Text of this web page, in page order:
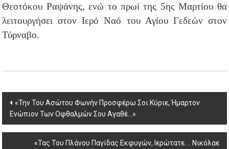
Θεοτόκου Ραψάνης, ενώ το πρωί της 5ης Μαρτίου θα
λειτουργήσει στον Ιερό Ναό του Αγίου Γεδεών στον
Τύρναβο.
Post
navigation
«Την Του Ασώτου Φωνήν Προσφέρω Σοι Κύριε, Ήμαρτον
Ενώπιον Των Οφθαλμών Σου Αγαθέ…»
«Τας Του Πλάνου Παγίδας Εκφυγών, Ιερώτατε…. Νικόλαε